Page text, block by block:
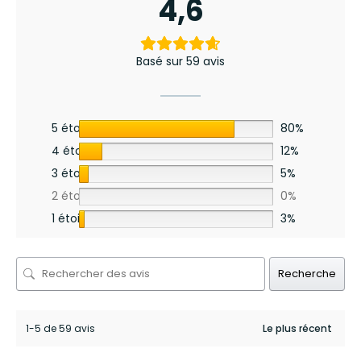
4,6
Basé sur 59 avis
5 étoiles
80%
4 étoiles
12%
3 étoiles
5%
2 étoiles
0%
1 étoile
3%
Recherche
1-5 de 59 avis